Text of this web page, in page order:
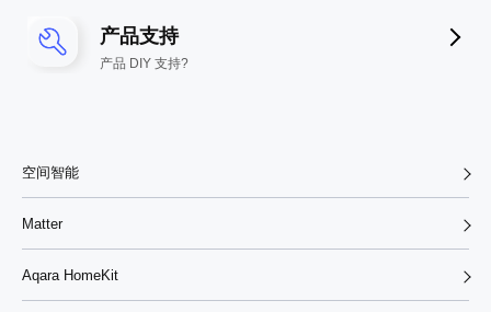
产品支持
产品 DIY 支持?
空间智能
Matter
Aqara HomeKit